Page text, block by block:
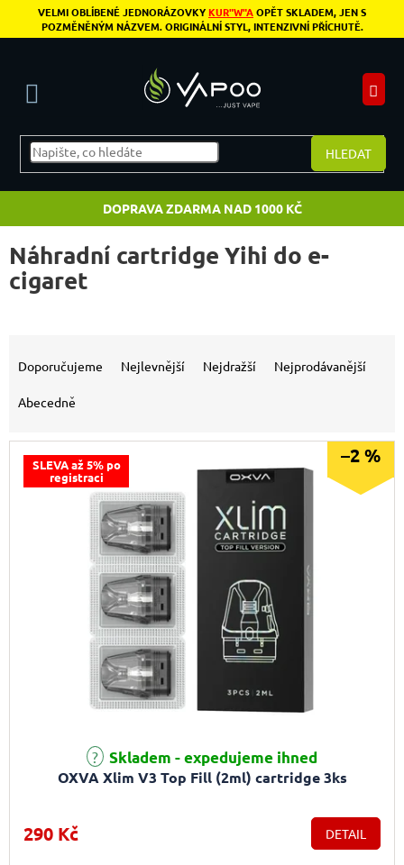
Přejít na obsah
VELMI OBLÍBENÉ JEDNORÁZOVKYKUR"W"AOPĚT SKLADEM, JEN S
POZMĚNĚNÝM NÁZVEM. ORIGINÁLNÍ STYL, INTENZIVNÍ PŘÍCHUTĚ.
HLEDAT
DOPRAVA ZDARMA NAD 1000 KČ
Náhradní cartridge Yihi do e-
cigaret
Doporučujeme Nejlevnější Nejdražší Nejprodávanější
Abecedně
SLEVA až 5% po
registraci
–2 %
OXVA Xlim V3 Top Fill (2ml) cartridge 3ks
Průměrné hodnocení produktu je 5,0 z 5 hvězdiček.
Skladem - expedujeme ihned
290 Kč DETAIL